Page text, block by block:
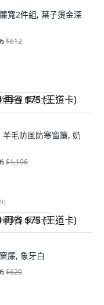
寬2件組, 葉子燙金深
$612
$75 (王道卡)
羊毛防風防寒窗簾, 奶
$1,196
)
$75 (王道卡)
簾, 象牙白
$620